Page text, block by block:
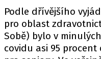
Podle dřívějšího
pro oblast
Sobě) bylo v
covidu asi 95